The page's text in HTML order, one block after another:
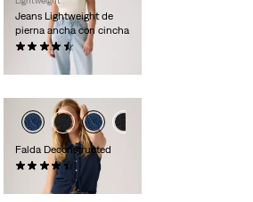
Jeans Lightweight de
pierna ancha con cincha
(179)
120,00 €
Falda Deconstructed
65,00 €